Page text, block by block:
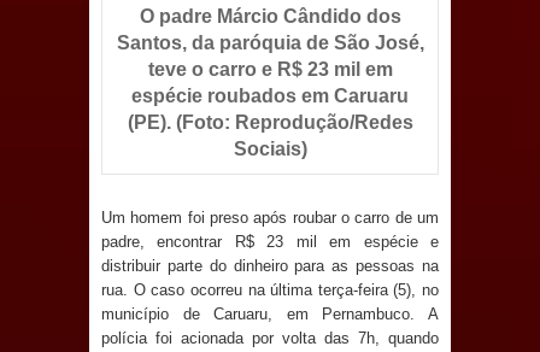
12 milhões na economia
Prefeitura de Sapé desenvolve ações
para preservar tamarindeiro e
Anjos
O verdadeiro oxigênio do Estado
Democrático de Direito – Bacharela
O padre Márcio Cândido dos
Santos, da paróquia de São José,
teve o carro e R$ 23 mil em
espécie roubados em Caruaru
(PE). (Foto: Reprodução/Redes
Sociais)
Um homem foi preso após roubar o carro de um
padre, encontrar R$ 23 mil em espécie e
distribuir parte do dinheiro para as pessoas na
rua. O caso ocorreu na última terça-feira (5), no
município de Caruaru, em Pernambuco. A
polícia foi acionada por volta das 7h, quando